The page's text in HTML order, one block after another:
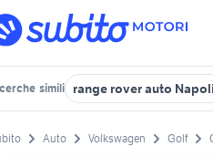
simili range rover auto
Auto Volkswagen Golf